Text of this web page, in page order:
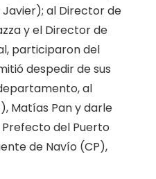
Javier); al Director de
y el Director de
participaron del
despedir de sus
al
Matías Pan y darle
del Puerto
de Navío (CP),